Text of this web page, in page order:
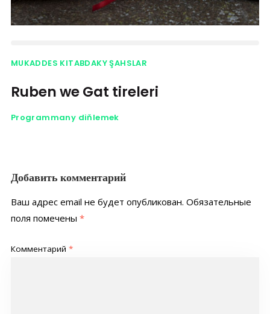
MUKADDES KITABDAKY ŞAHSLAR
Ruben we Gat tireleri
Programmany diňlemek
Добавить комментарий
Ваш адрес email не будет опубликован. Обязательные
поля помечены *
Комментарий *